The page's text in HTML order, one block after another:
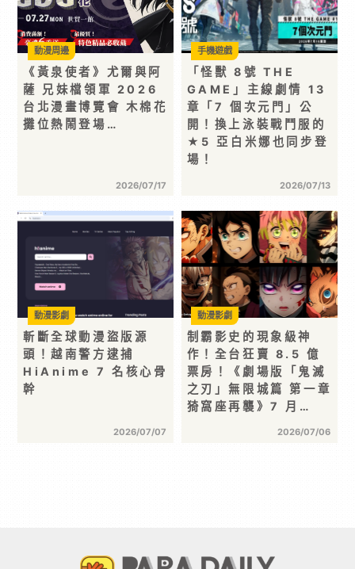
《黃泉使者》尤爾與阿
薩 兄妹檔領軍 2026
台北漫畫博覽會 木棉花
攤位熱鬧登場…
2026/07/17
動漫周邊
「怪獸 8號 THE
GAME」主線劇情 13
章「7 個次元門」公
開！換上泳裝戰鬥服的
★5 亞白米娜也同步登
場！
2026/07/13
手機遊戲
斬斷全球動漫盜版源
頭！越南警方逮捕
HiAnime 7 名核心骨
幹
2026/07/07
動漫影劇
制霸影史的現象級神
作！全台狂賣 8.5 億
票房！《劇場版「鬼滅
之刃」無限城篇 第一章
猗窩座再襲》7 月…
2026/07/06
動漫影劇